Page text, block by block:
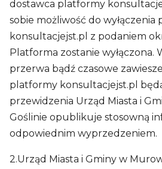
dostawca platformy
sobie możliwość do
konsultacjejst.pl z podaniem
Platforma zostanie
przerwa bądź czasowe
platformy konsultacjejst.pl
przewidzenia Urząd Miasta i
Goślinie opublikuje stosowną
odpowiednim wyprzedzeniem.
2.Urząd Miasta i Gminy w